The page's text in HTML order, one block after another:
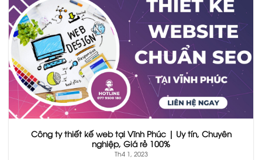
Công ty thiết kế web tại Vĩnh Phúc | Uy tín, Chuyên
nghiệp, Giá rẻ 100%
Th4 1, 2023